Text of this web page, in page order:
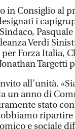
in Consiglio al
i
Verdi
Forza Italia,
Targetti
all’unità.
un anno di
stato
e sociale